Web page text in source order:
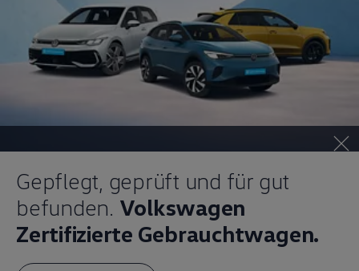
Magazin
Lifestyle
Transport
Familie
Elektromobilität
Volkswagen R
Pannen- und Unfallhilfe
Gepflegt, geprüft und für gut
befunden. Volkswagen
Zertifizierte Gebrauchtwagen.